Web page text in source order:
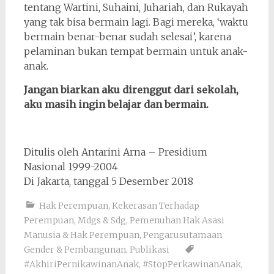
tentang Wartini, Suhaini, Juhariah, dan Rukayah
yang tak bisa bermain lagi. Bagi mereka, ‘waktu
bermain benar-benar sudah selesai’, karena
pelaminan bukan tempat bermain untuk anak-
anak.
Jangan biarkan aku direnggut dari sekolah,
aku masih ingin belajar dan bermain.
Ditulis oleh Antarini Arna – Presidium
Nasional 1999-2004
Di Jakarta, tanggal 5 Desember 2018
Hak Perempuan, Kekerasan Terhadap
Perempuan, Mdgs & Sdg, Pemenuhan Hak Asasi
Manusia & Hak Perempuan, Pengarusutamaan
Gender & Pembangunan, Publikasi
#AkhiriPernikawinanAnak, #StopPerkawinanAnak,